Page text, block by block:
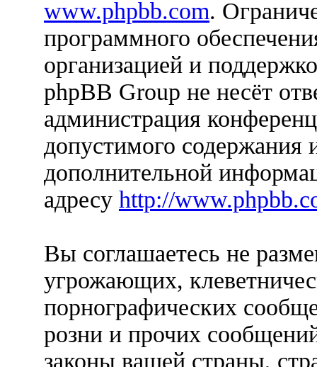
www.phpbb.com.
программного
организацией и
phpBB Group не несёт
администрация
допустимого содержания
дополнительной
адресу http://
Вы соглашаетесь не
угрожающих,
порнографических
розни и прочих
законы вашей страны,